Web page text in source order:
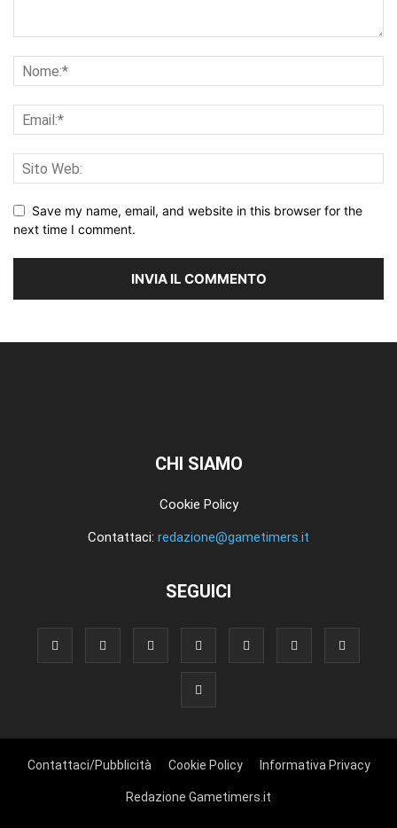
Save my name, email, and website in this browser for the
next time I comment.
CHI SIAMO
Cookie Policy
Contattaci: redazione@gametimers.it
SEGUICI
Contattaci/Pubblicità Cookie Policy Informativa Privacy
Redazione Gametimers.it